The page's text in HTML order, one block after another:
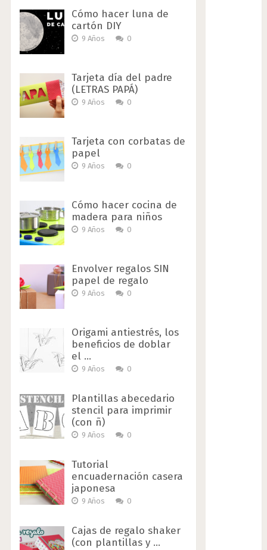
Cómo hacer luna de
cartón DIY
9 Años 0
Tarjeta día del padre
(LETRAS PAPÁ)
9 Años 0
Tarjeta con corbatas de
papel
9 Años 0
Cómo hacer cocina de
madera para niños
9 Años 0
Envolver regalos SIN
papel de regalo
9 Años 0
Origami antiestrés, los
beneficios de doblar
el …
9 Años 0
Plantillas abecedario
stencil para imprimir
(con ñ)
9 Años 0
Tutorial
encuadernación casera
japonesa
9 Años 0
Cajas de regalo shaker
(con plantillas y …